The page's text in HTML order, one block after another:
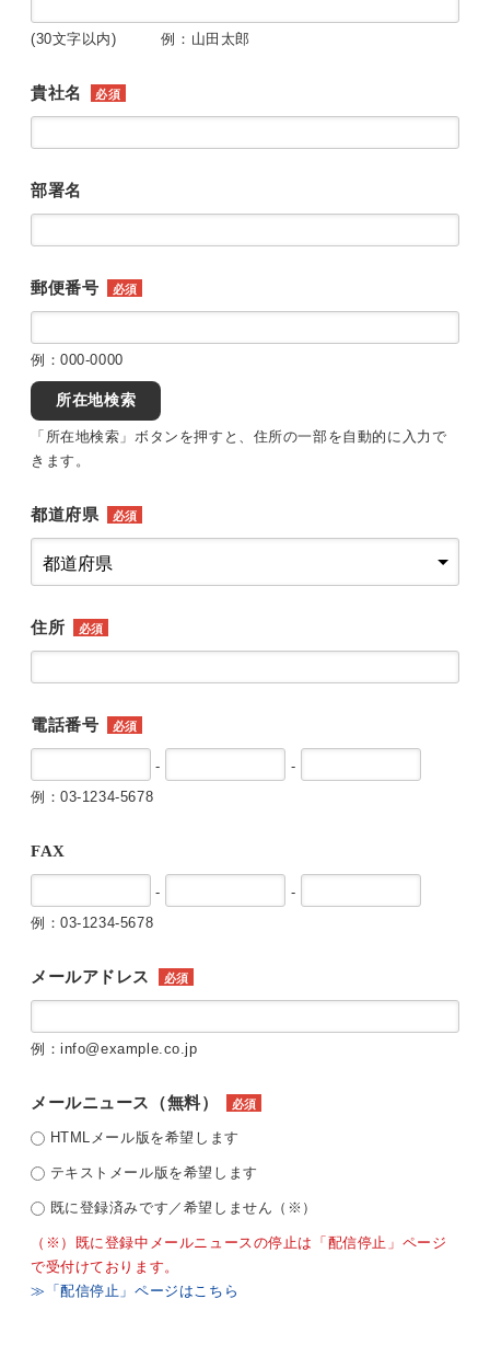
(30文字以内) 例：山田太郎
貴社名 必須
部署名
郵便番号 必須
例：000-0000
所在地検索
「所在地検索」ボタンを押すと、住所の一部を自動的に入力で
きます。
都道府県 必須
住所 必須
電話番号 必須
-
-
例：03-1234-5678
FAX
-
-
例：03-1234-5678
メールアドレス 必須
例：info@example.co.jp
メールニュース（無料） 必須
HTMLメール版を希望します
テキストメール版を希望します
既に登録済みです／希望しません（※）
（※）既に登録中メールニュースの停止は「配信停止」ページ
で受付けております。
≫「配信停止」ページはこちら